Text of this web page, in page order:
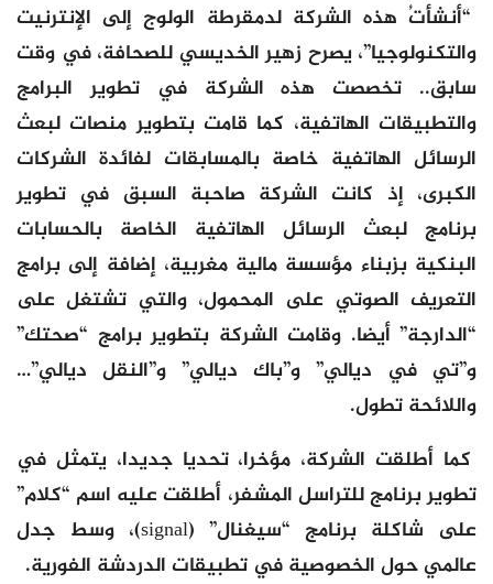
“أنشأتُ هذه الشركة لدمقرطة الولوج إلى الإنترنيت
والتكنولوجيا”، يصرح زهير الخديسي للصحافة، في وقت
سابق.. تخصصت هذه الشركة في تطوير البرامج
والتطبيقات الهاتفية، كما قامت بتطوير منصات لبعث
الرسائل الهاتفية خاصة بالمسابقات لفائدة الشركات
الكبرى، إذ كانت الشركة صاحبة السبق في تطوير
برنامج لبعث الرسائل الهاتفية الخاصة بالحسابات
البنكية بزبناء مؤسسة مالية مغربية، إضافة إلى برامج
التعريف الصوتي على المحمول، والتي تشتغل على
“الدارجة” أيضا. وقامت الشركة بتطوير برامج “صحتك”
و”تي في ديالي” و”باك ديالي” و”النقل ديالي”…
واللائحة تطول.
كما أطلقت الشركة، مؤخرا، تحديا جديدا، يتمثل في
تطوير برنامج للتراسل المشفر، أطلقت عليه اسم “كلام”
على شاكلة برنامج “سيغنال” (signal)، وسط جدل
عالمي حول الخصوصية في تطبيقات الدردشة الفورية.